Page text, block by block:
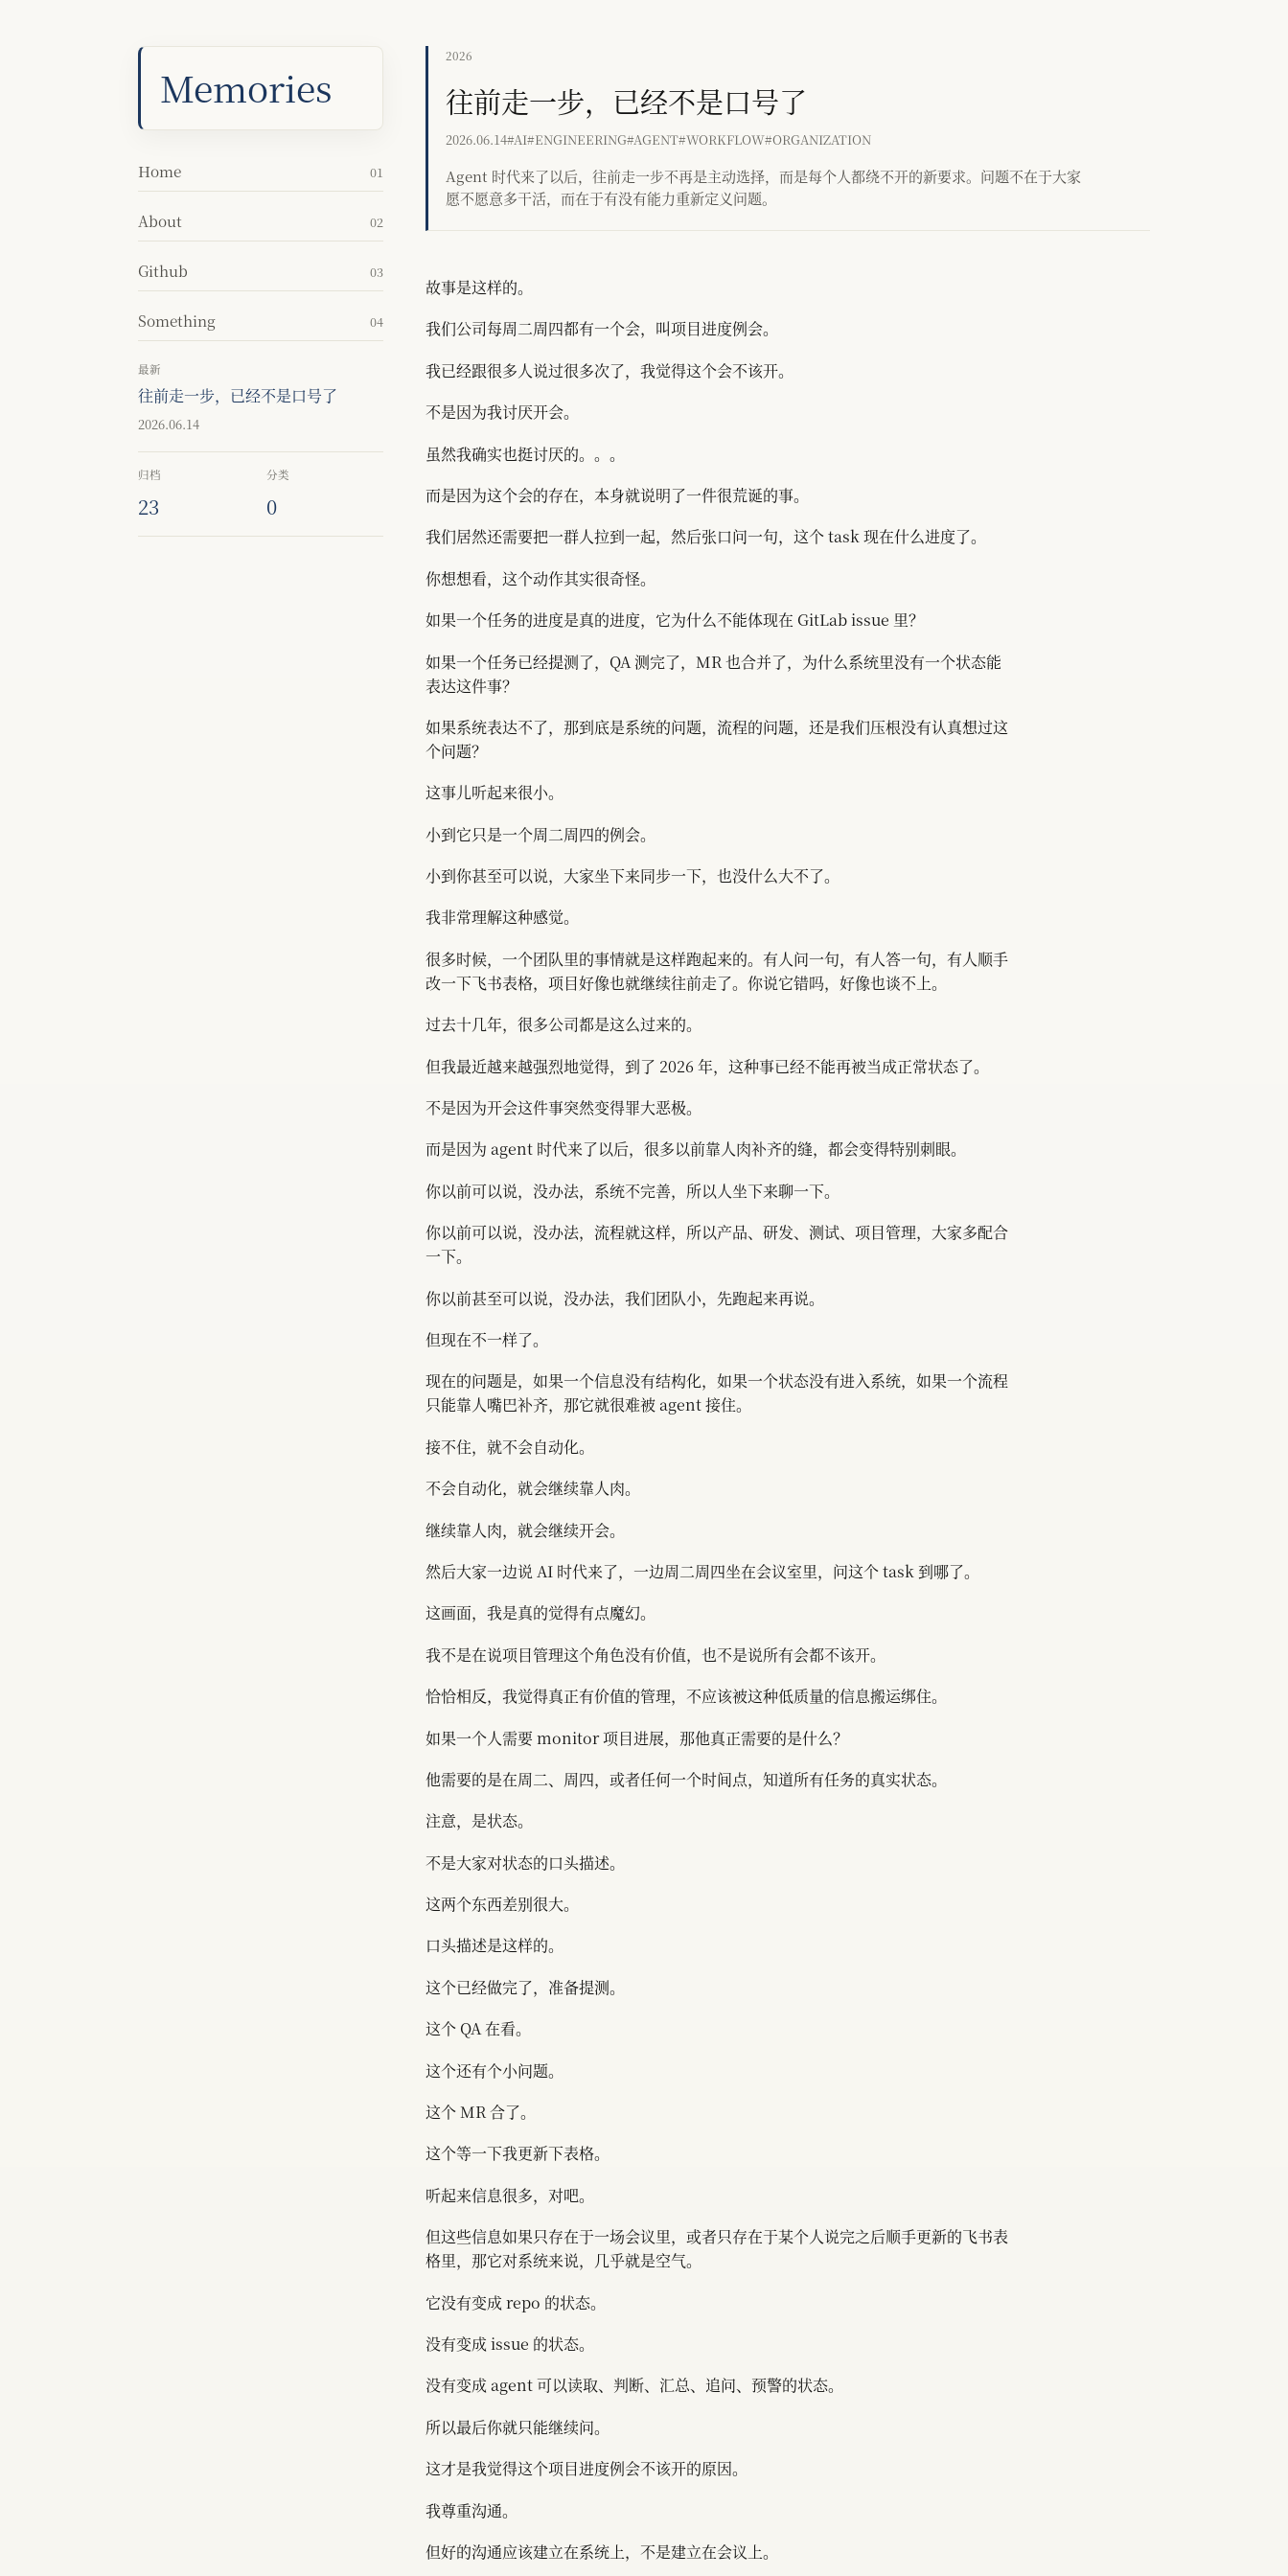
Memories
Home 01
About 02
Github 03
Something 04
最新
往前走一步，已经不是口号了
2026.06.14
归档
23
分类
0
2026
往前走一步，已经不是口号了
2026.06.14#AI#ENGINEERING#AGENT#WORKFLOW#ORGANIZATION
Agent 时代来了以后，往前走一步不再是主动选择，而是每个人都绕不开的新要求。问题不在于大家
愿不愿意多干活，而在于有没有能力重新定义问题。
故事是这样的。
我们公司每周二周四都有一个会，叫项目进度例会。
我已经跟很多人说过很多次了，我觉得这个会不该开。
不是因为我讨厌开会。
虽然我确实也挺讨厌的。。。
而是因为这个会的存在，本身就说明了一件很荒诞的事。
我们居然还需要把一群人拉到一起，然后张口问一句，这个 task 现在什么进度了。
你想想看，这个动作其实很奇怪。
如果一个任务的进度是真的进度，它为什么不能体现在 GitLab issue 里？
如果一个任务已经提测了，QA 测完了，MR 也合并了，为什么系统里没有一个状态能
表达这件事？
如果系统表达不了，那到底是系统的问题，流程的问题，还是我们压根没有认真想过这
个问题？
这事儿听起来很小。
小到它只是一个周二周四的例会。
小到你甚至可以说，大家坐下来同步一下，也没什么大不了。
我非常理解这种感觉。
很多时候，一个团队里的事情就是这样跑起来的。有人问一句，有人答一句，有人顺手
改一下飞书表格，项目好像也就继续往前走了。你说它错吗，好像也谈不上。
过去十几年，很多公司都是这么过来的。
但我最近越来越强烈地觉得，到了 2026 年，这种事已经不能再被当成正常状态了。
不是因为开会这件事突然变得罪大恶极。
而是因为 agent 时代来了以后，很多以前靠人肉补齐的缝，都会变得特别刺眼。
你以前可以说，没办法，系统不完善，所以人坐下来聊一下。
你以前可以说，没办法，流程就这样，所以产品、研发、测试、项目管理，大家多配合
一下。
你以前甚至可以说，没办法，我们团队小，先跑起来再说。
但现在不一样了。
现在的问题是，如果一个信息没有结构化，如果一个状态没有进入系统，如果一个流程
只能靠人嘴巴补齐，那它就很难被 agent 接住。
接不住，就不会自动化。
不会自动化，就会继续靠人肉。
继续靠人肉，就会继续开会。
然后大家一边说 AI 时代来了，一边周二周四坐在会议室里，问这个 task 到哪了。
这画面，我是真的觉得有点魔幻。
我不是在说项目管理这个角色没有价值，也不是说所有会都不该开。
恰恰相反，我觉得真正有价值的管理，不应该被这种低质量的信息搬运绑住。
如果一个人需要 monitor 项目进展，那他真正需要的是什么？
他需要的是在周二、周四，或者任何一个时间点，知道所有任务的真实状态。
注意，是状态。
不是大家对状态的口头描述。
这两个东西差别很大。
口头描述是这样的。
这个已经做完了，准备提测。
这个 QA 在看。
这个还有个小问题。
这个 MR 合了。
这个等一下我更新下表格。
听起来信息很多，对吧。
但这些信息如果只存在于一场会议里，或者只存在于某个人说完之后顺手更新的飞书表
格里，那它对系统来说，几乎就是空气。
它没有变成 repo 的状态。
没有变成 issue 的状态。
没有变成 agent 可以读取、判断、汇总、追问、预警的状态。
所以最后你就只能继续问。
这才是我觉得这个项目进度例会不该开的原因。
我尊重沟通。
但好的沟通应该建立在系统上，不是建立在会议上。